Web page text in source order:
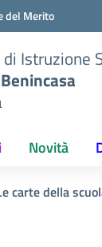
del Merito
Istruzione
Novità
carte della